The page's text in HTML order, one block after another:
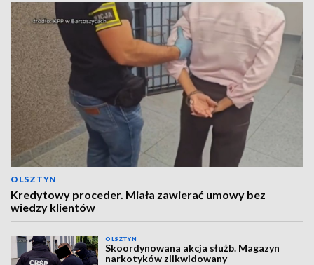
OLSZTYN
Kredytowy proceder. Miała zawierać umowy bez
wiedzy klientów
OLSZTYN
Skoordynowana akcja służb. Magazyn
narkotyków zlikwidowany